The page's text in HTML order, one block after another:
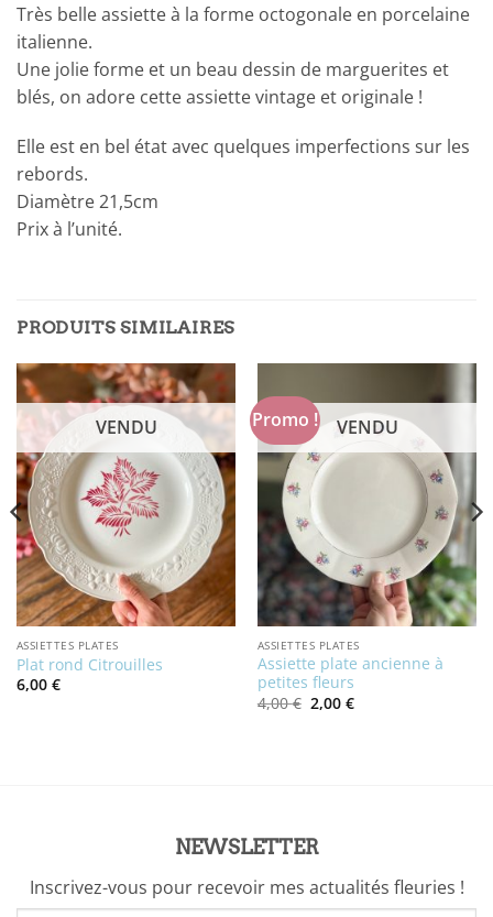
Très belle assiette à la forme octogonale en porcelaine
italienne.
Une jolie forme et un beau dessin de marguerites et
blés, on adore cette assiette vintage et originale !
Elle est en bel état avec quelques imperfections sur les
rebords.
Diamètre 21,5cm
Prix à l’unité.
PRODUITS SIMILAIRES
VENDU
ASSIETTES PLATES
Plat rond Citrouilles
6,00 €
Promo ! VENDU
ASSIETTES PLATES
Assiette plate ancienne à
petites fleurs
4,00€ Le
prix
2,00 €Le
prix
NEWSLETTER
Inscrivez-vous pour recevoir mes actualités fleuries !